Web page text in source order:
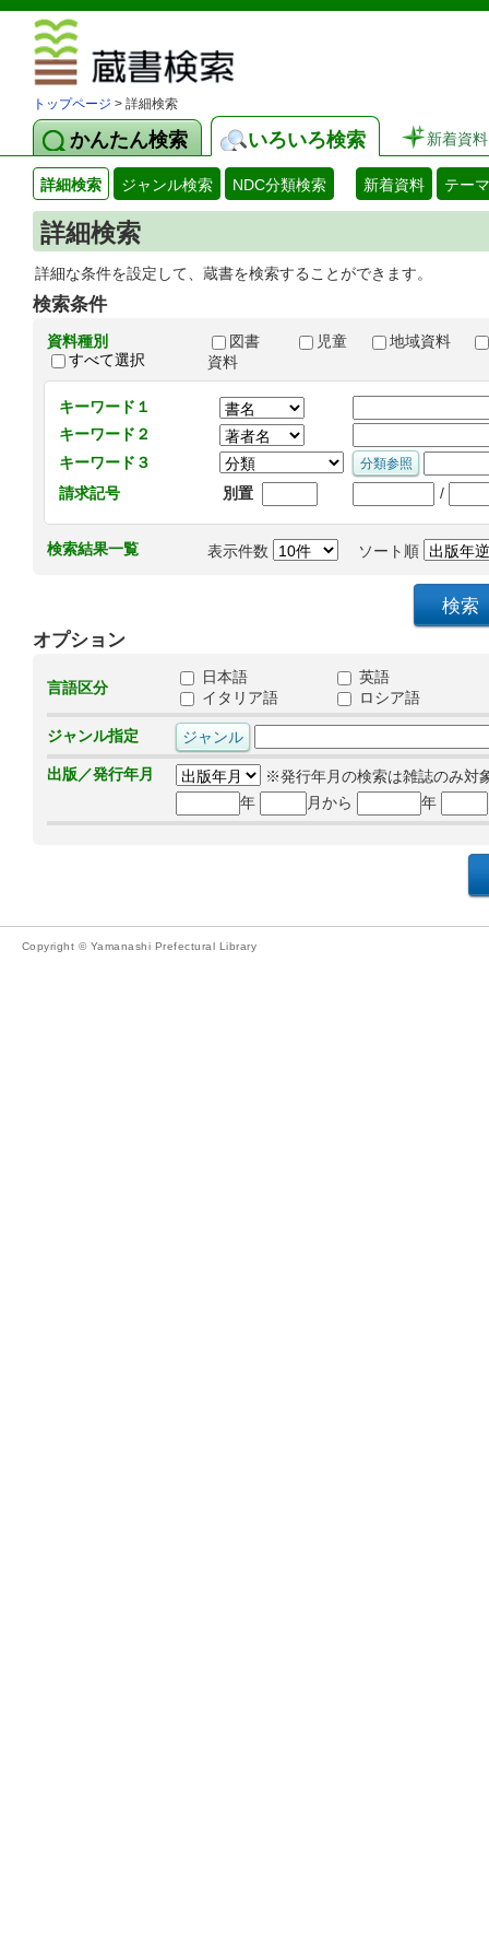
トップページ > 詳細検索
かんたん検索 いろいろ検索 新着資料
詳細検索 ジャンル検索 NDC分類検索 新着資料 テー
詳細検索
詳細な条件を設定して、蔵書を検索することができます。
検索条件
資料種別
すべて選択
図書 児童
地域資料
資料
キーワード１
キーワード２
キーワード３
請求記号
別置 /
検索結果一覧 表示件数 ソート順
オプション
言語区分
日本語
英語
イタリア語
ロシア語
ジャンル指定
出版／発行年月
※発行年月の検索は雑誌のみ対
年
月から 年
Copyright © Yamanashi Prefectural Library